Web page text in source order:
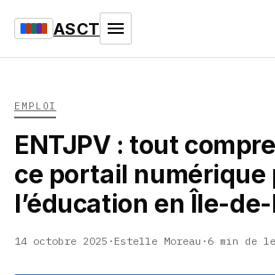
ASCT
EMPLOI
ENTJPV : tout
ce portail numérique
l’éducation en Île-
14 octobre 2025 · Estelle Moreau · 6 min de